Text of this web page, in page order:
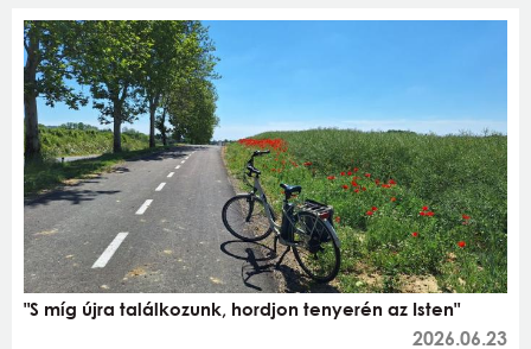
"S míg újra találkozunk, hordjon tenyerén az Isten"
2026.06.23